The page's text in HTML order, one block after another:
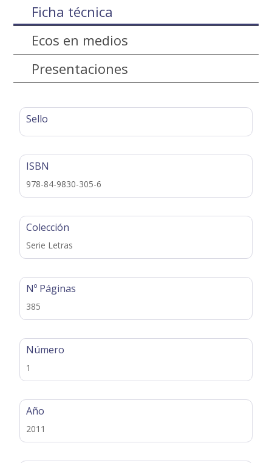
Ficha técnica
Ecos en medios
Presentaciones
Sello
ISBN
978-84-9830-305-6
Colección
Serie Letras
Nº Páginas
385
Número
1
Año
2011